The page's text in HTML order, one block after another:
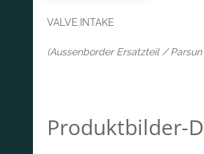
VALVE.INTAKE
(Aussenborder Ersatzteil /
Produktbilder-